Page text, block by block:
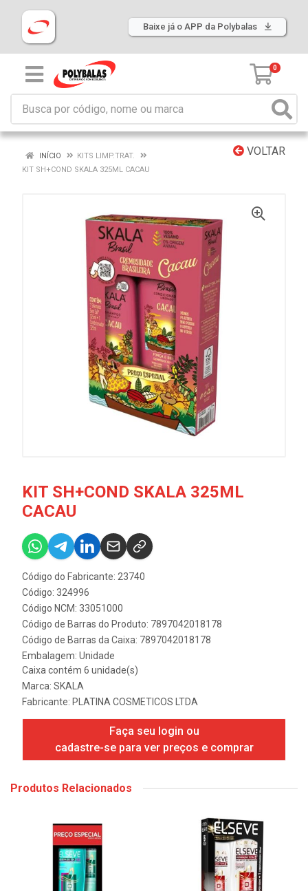
Baixe já o APP da Polybalas
0
VOLTAR
INÍCIO
KITS LIMP.TRAT.
KIT SH+COND SKALA 325ML CACAU
KIT SH+COND SKALA 325ML
CACAU
Código do Fabricante: 23740
Código: 324996
Código NCM: 33051000
Código de Barras do Produto: 7897042018178
Código de Barras da Caixa: 7897042018178
Embalagem: Unidade
Caixa contém 6 unidade(s)
Marca: SKALA
Fabricante: PLATINA COSMETICOS LTDA
Faça seu login ou
cadastre-se para ver preços e comprar
Produtos Relacionados